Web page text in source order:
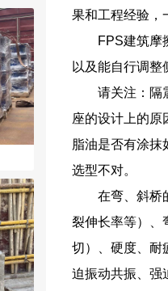
果和工程经验，
FPS建筑摩
以及能自行调整
请关注：隔
座的设计上的原
脂油是否有涂
选型不对。
在弯、斜桥
裂伸长率等）、
切）、硬度、耐
迫振动共振、强